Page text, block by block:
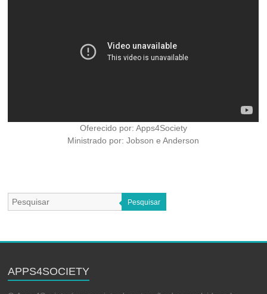
Oferecido por: Apps4Society
Ministrado por: Jobson e Anderson
Pesquisar
APPS4SOCIETY